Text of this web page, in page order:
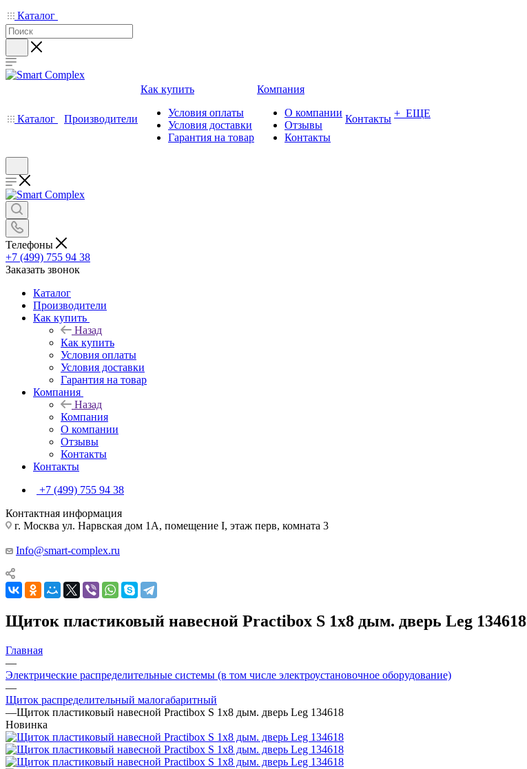
Каталог
Каталог Производители
Как купить
Условия оплаты
Условия доставки
Гарантия на товар
Компания
О компании
Отзывы
Контакты
Контакты + ЕЩЕ
Телефоны
+7 (499) 755 94 38
Заказать звонок
Каталог
Производители
Как купить
Назад
Как купить
Условия оплаты
Условия доставки
Гарантия на товар
Компания
Назад
Компания
О компании
Отзывы
Контакты
Контакты
+7 (499) 755 94 38
Контактная информация
г. Москва ул. Нарвская дом 1А, помещение I, этаж перв, комната 3
Info@smart-complex.ru
Щиток пластиковый навесной Practibox S 1х8 дым. дверь Leg 134618
Главная
—
Электрические распределительные системы (в том числе электроустановочное оборудование)
—
Щиток распределительный малогабаритный
—Щиток пластиковый навесной Practibox S 1х8 дым. дверь Leg 134618
Новинка